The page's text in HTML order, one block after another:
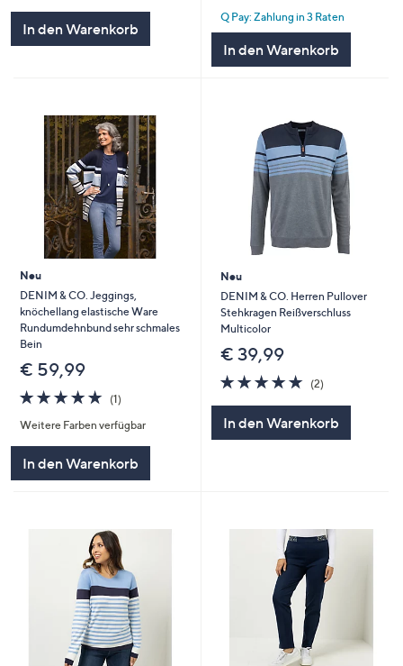
In den Warenkorb
5
Q Pay: Zahlung in 3 Raten
In den Warenkorb
Neu
DENIM & CO. Jeggings,
knöchellang elastische Ware
Rundumdehnbund sehr schmales
Bein
€ 59,99
5.0
von
5
(1)1
Weitere Farben verfügbar
In den Warenkorb
Neu
DENIM & CO. Herren Pullover
Stehkragen Reißverschluss
Multicolor
€ 39,99
5.0
von
(2)2
In den Warenkorb